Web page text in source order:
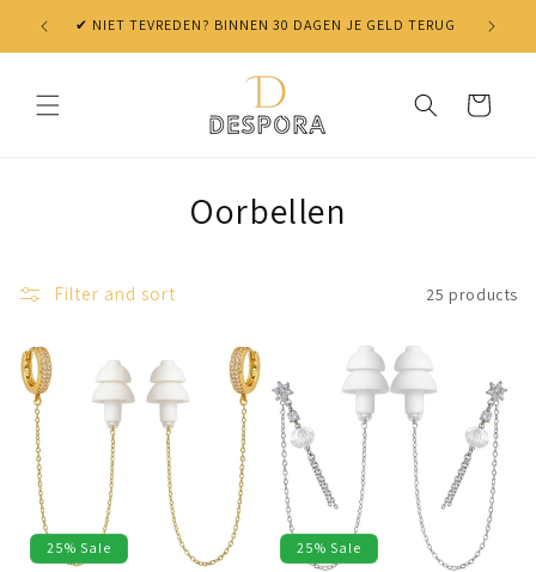
Skip to
content
✔ NIET TEVREDEN? BINNEN 30 DAGEN JE GELD TERUG
Cart
Oorbellen
Filter and sort 25 products
25% Sale 25% Sale